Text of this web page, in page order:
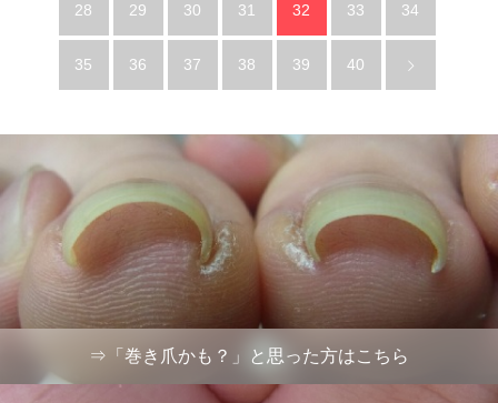
28 29 30 31 32 33 34
35 36 37 38 39 40
⇒「巻き爪かも？」と思った方はこちら